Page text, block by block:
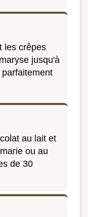
les crêpes
jusqu'à
au lait et
ou au
de 30